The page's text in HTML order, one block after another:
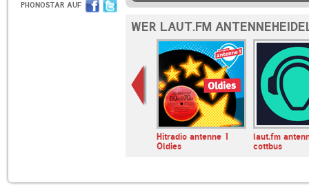
PHONOSTAR AUF
WER LAUT.FM
Hitradio antenne 1
Oldies
laut.fm
cottbus